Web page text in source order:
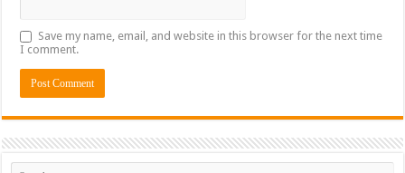
Save my name, email, and website in this browser for the next time
I comment.